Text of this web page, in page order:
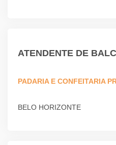
ATENDENTE DE
PADARIA E CONFEITARIA
BELO HORIZONTE